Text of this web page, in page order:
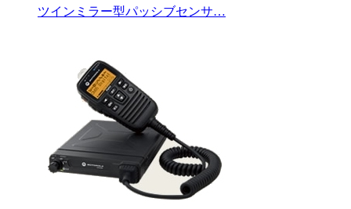
ツインミラー型パッシブセンサ…